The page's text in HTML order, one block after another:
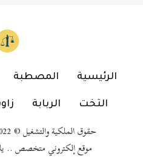
الرئيسية المصطبة
التخت الربابة
حقوق الملكية والتشغيل © 2022 كافه الحقوق محفوظة
موقع إلكتروني متخصص ..